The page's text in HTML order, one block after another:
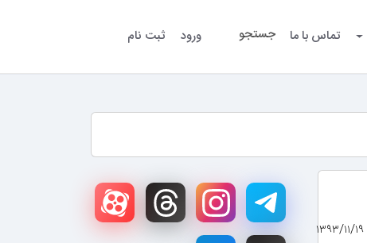
تماس با ما جستجو ورود ثبت نام